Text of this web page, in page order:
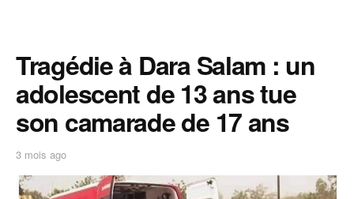
‎Tragédie à Dara Salam : un
adolescent de 13 ans tue
son camarade de 17 ans
3 mois ago